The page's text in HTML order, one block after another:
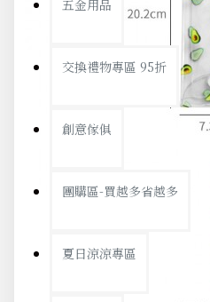
五金用品
交換禮物專區 95折
創意傢俱
團購區-買越多省越多
夏日涼涼專區